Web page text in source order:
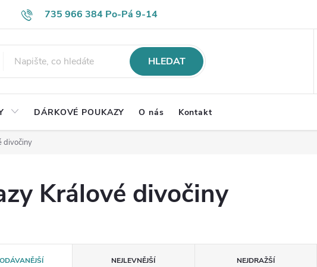
735 966 384 Po-Pá 9-14
Časté otázky Obch. podmínky Ochrana os. údajů
HLEDAT
DÁRKOVÉ POUKAZY O nás Kontakt
divočiny
Králové divočiny
NEJLEVNĚJŠÍ NEJDRAŽŠÍ